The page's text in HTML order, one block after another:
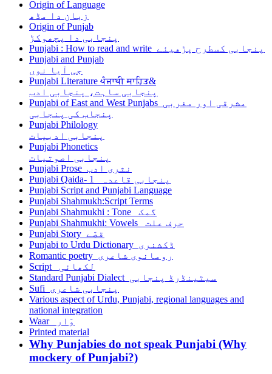
Origin of Language
زبان دا مڈھ
Origin of Punjab
پنجابی دا پچھوکڑ
Punjabi : How to read and write پنجابی کسطرح پڑھیئے
Punjabi and Punjab
جی آیا نوں
Punjabi Literature ਪੰਜਾਬੀ ਸਾਹਿਤ&
پنجابی ساہت، پنجابی ادب
Punjabi of East and West Punjabs مشرقی اور مغربی
پنجاب کی پنجابی
Punjabi Philology
پنجابی ادبیات
Punjabi Phonetics
پنجابی اصوتیات
Punjabi Prose نثری ادب
Punjabi Qaida- 1 پنجابی قاعدہ
Punjabi Script and Punjabi Language
Punjabi Shahmukh:Script Terms
Punjabi Shahmukhi : Tone گمک
Punjabi Shahmukhi: Vowels حرف علت
Punjabi Story قصّے
Punjabi to Urdu Dictionary ڈکشنری
Romantic poetry رومانوی شاعری
Script لکھائی
Standard Punjabi Dialect سیٹینڈرڈ پنجابی
Sufi پنجابی شاعری
Various aspect of Urdu, Punjabi, regional languages and
national integration
Waar وَار
Printed material
Why Punjabies do not speak Punjabi (Why
mockery of Punjabi?)